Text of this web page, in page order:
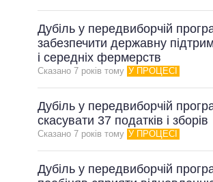
Дубіль у передвиборчій
забезпечити державну
і середніх фермерств
Сказано 7 рокiв тому У ПРОЦЕСІ
Дубіль у передвиборчій
скасувати 37 податків і зборів
Сказано 7 рокiв тому У ПРОЦЕСІ
Дубіль у передвиборчій